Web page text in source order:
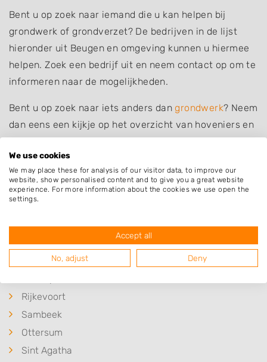
Bent u op zoek naar iemand die u kan helpen bij
grondwerk of grondverzet? De bedrijven in de lijst
hieronder uit Beugen en omgeving kunnen u hiermee
helpen. Zoek een bedrijf uit en neem contact op om te
informeren naar de mogelijkheden.
Bent u op zoek naar iets anders dangrondwerk? Neem
dan eens een kijkje op het overzicht van hoveniers en
Plaatsen in de buurt
Oeffelt
Heijen
Boxmeer
Rijkevoort
Sambeek
Ottersum
Sint Agatha
We use cookies
We may place these for analysis of our visitor data, to improve our
website, show personalised content and to give you a great website
experience. For more information about the cookies we use open the
settings.
Accept all
No, adjust Deny